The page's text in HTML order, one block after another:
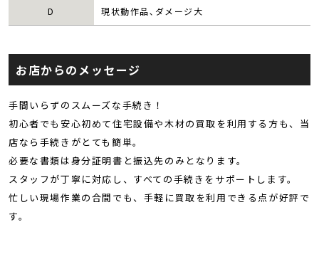
D 現状動作品､ダメージ大
お店からのメッセージ
手間いらずのスムーズな手続き！
初心者でも安心初めて住宅設備や木材の買取を利用する方も、当
店なら手続きがとても簡単。
必要な書類は身分証明書と振込先のみとなります。
スタッフが丁寧に対応し、すべての手続きをサポートします。
忙しい現場作業の合間でも、手軽に買取を利用できる点が好評で
す。